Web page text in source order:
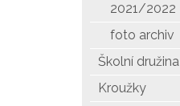
2021/2022
foto archiv
Školní družina
Kroužky